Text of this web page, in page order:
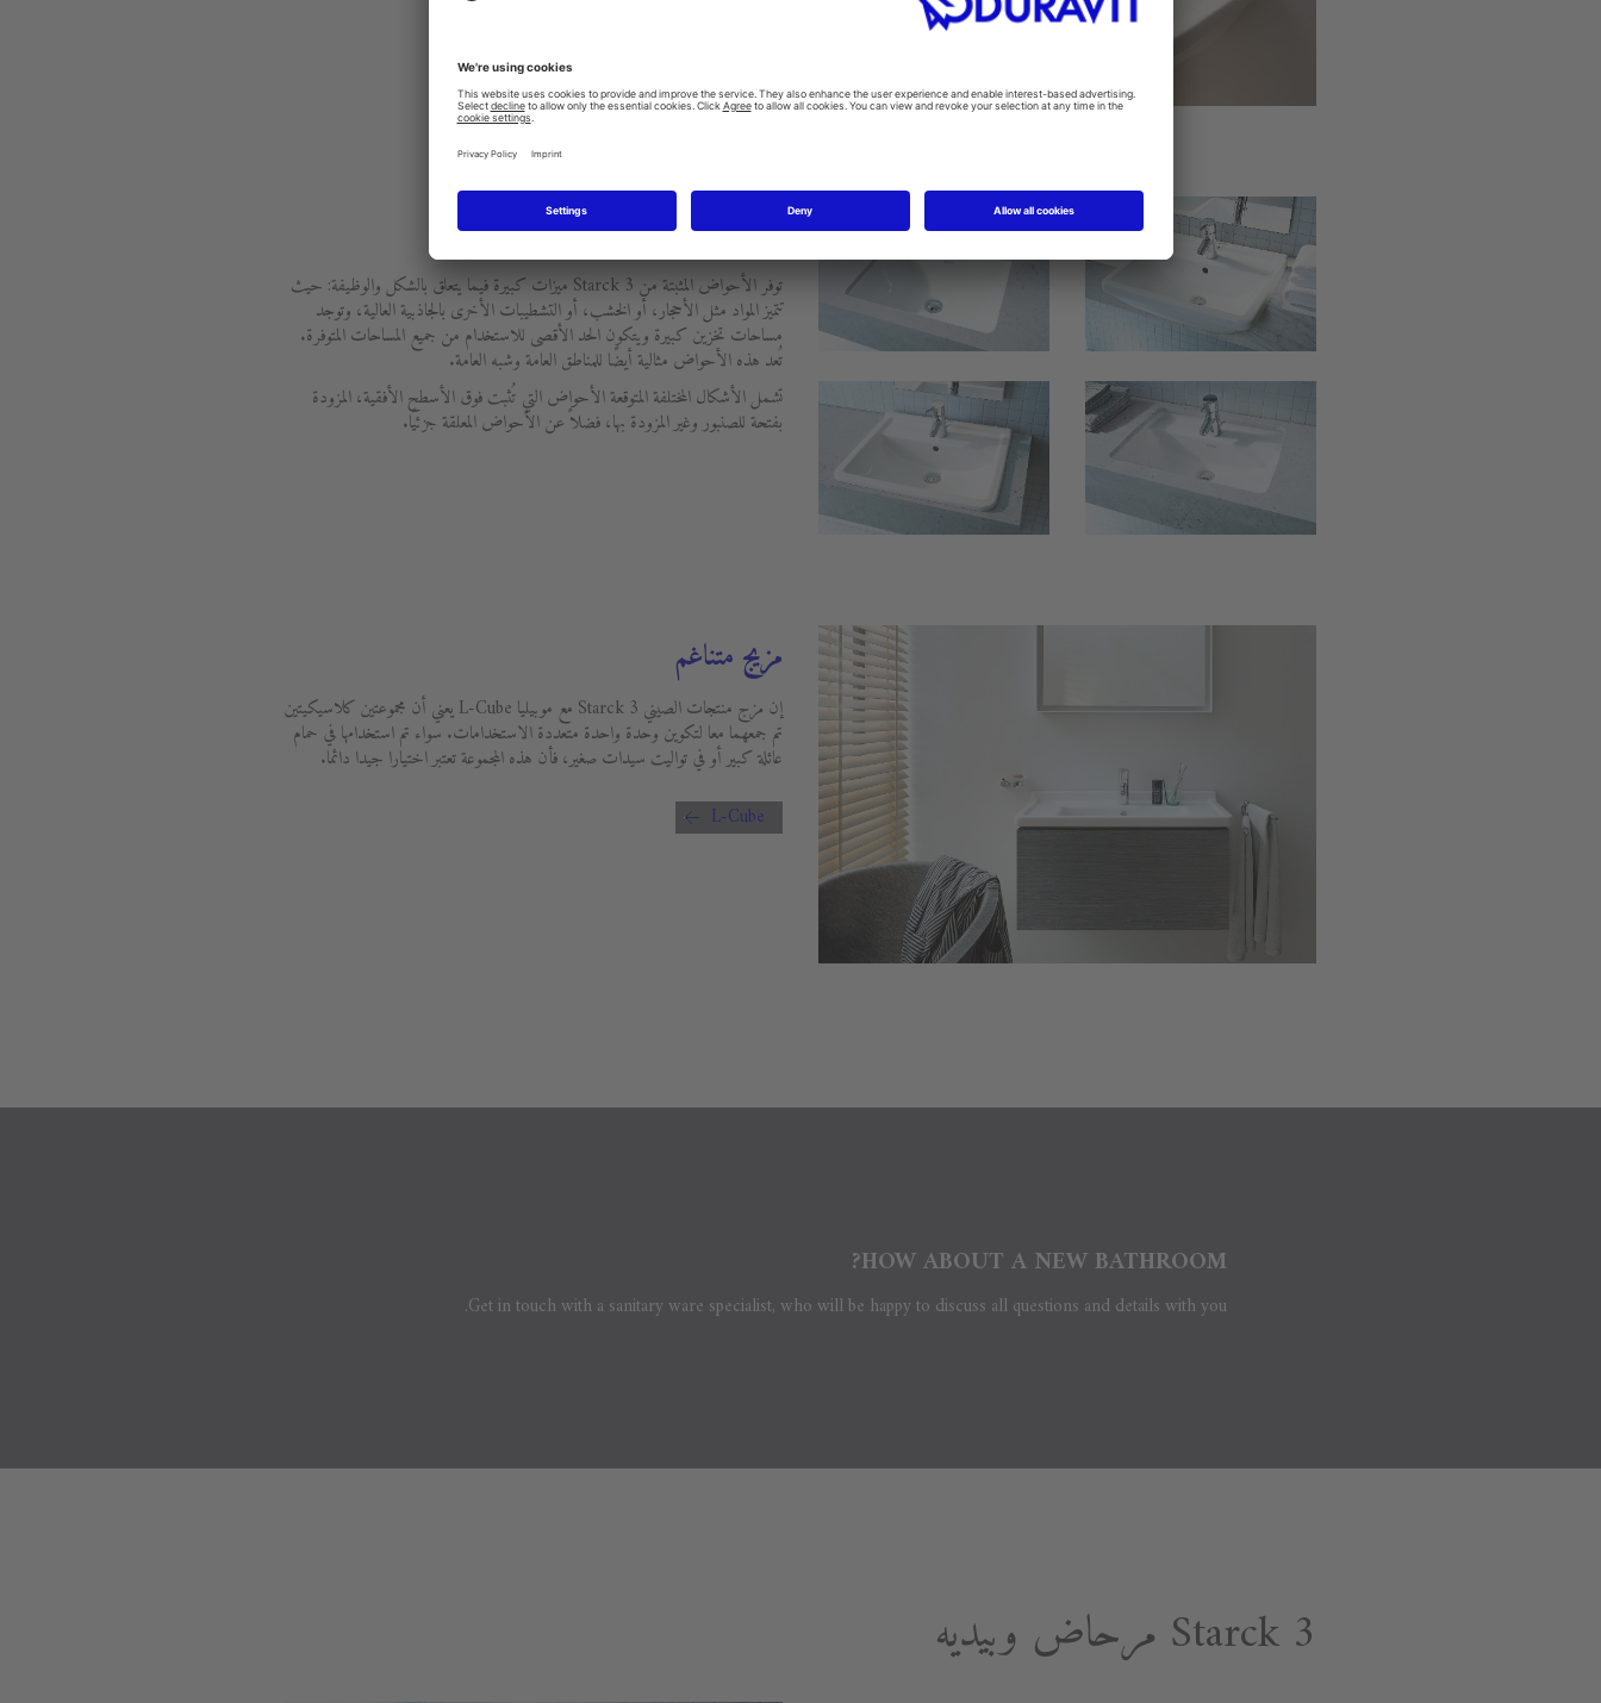
الأحواض المثبتة من Starck 3
توفر الأحواض المثبتة من Starck 3 ميزات كبيرة فيما يتعلق بالشكل والوظيفة: حيث
تتميز المواد مثل الأحجار، أو الخشب، أو التشطيبات الأخرى بالجاذبية العالية، وتوجد
مساحات تخزين كبيرة ويتكون الحد الأقصى للاستخدام من جميع المساحات المتوفرة.
تُعد هذه الأحواض مثالية أيضًا للمناطق العامة وشبه العامة.
تشمل الأشكال المختلفة المتوقعة الأحواض التي تُثبت فوق الأسطح الأفقية، المزودة
بفتحة للصنبور وغير المزودة بها، فضلاً عن الأحواض المعلقة جزئيًا.
مزيج متناغم
إن مزج منتجات الصيني Starck 3 مع موبيليا L-Cube يعني أن مجموعتين كلاسيكيتين
تم جمعهما معا لتكوين وحدة واحدة متعددة الاستخدامات. سواء تم استخدامها في حمام
عائلة كبير أو في تواليت سيدات صغير، فأن هذه المجموعة تعتبر اختيارا جيدا دائما.
L-Cube
HOW ABOUT A NEW BATHROOM?
Get in touch with a sanitary ware specialist, who will be happy to discuss all questions and details with you.
Starck 3 مرحاض وبيديه